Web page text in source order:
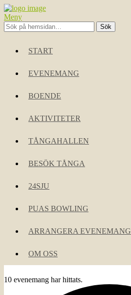
Meny
START
EVENEMANG
BOENDE
AKTIVITETER
TÅNGAHALLEN
BESÖK TÅNGA
24SJU
PUAS BOWLING
ARRANGERA EVENEMANG
OM OSS
10 evenemang har hittats.